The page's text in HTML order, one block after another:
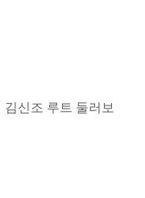
신조 루트 둘러보